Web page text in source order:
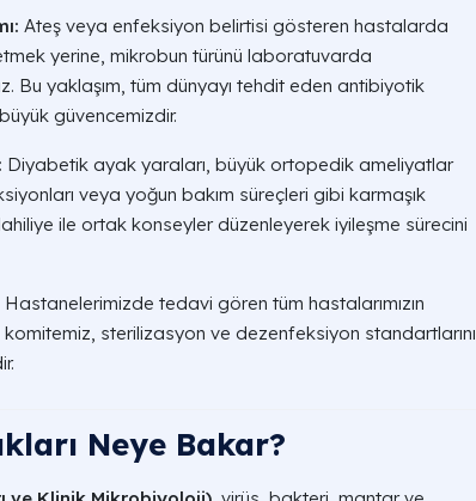
Ateş veya enfeksiyon belirtisi gösteren hastalarda
yerine, mikrobun türünü laboratuvarda
Bu yaklaşım, tüm dünyayı tehdit eden antibiyotik
güvencemizdir.
Diyabetik ayak yaraları, büyük ortopedik ameliyatlar
veya yoğun bakım süreçleri gibi karmaşık
ile ortak konseyler düzenleyerek iyileşme sürecini
Hastanelerimizde tedavi gören tüm hastalarımızın
sterilizasyon ve dezenfeksiyon standartlarını
Neye Bakar?